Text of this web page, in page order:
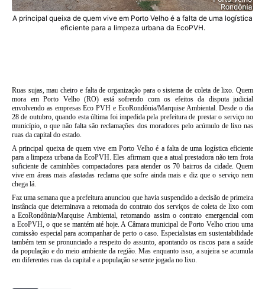
A principal queixa de quem vive em Porto Velho é a falta de uma logística
eficiente para a limpeza urbana da EcoPVH.
Ruas sujas, mau cheiro e falta de organização para o sistema de coleta de lixo. Quem
mora em Porto Velho (RO) está sofrendo com os efeitos da disputa judicial
envolvendo as empresas Eco PVH e EcoRondônia/Marquise Ambiental. Desde o dia
28 de outubro, quando esta última foi impedida pela prefeitura de prestar o serviço no
município, o que não falta são reclamações dos moradores pelo acúmulo de lixo nas
ruas da capital do estado.
A principal queixa de quem vive em Porto Velho é a falta de uma logística eficiente
para a limpeza urbana da EcoPVH.Eles afirmam que a atual prestadora não tem frota
suficiente de caminhões compactadores para atender os 70 bairros da cidade. Quem
vive em áreas mais afastadas reclama que sofre ainda mais e diz que o serviço nem
chega lá.
Faz uma semana que a prefeitura anunciou que havia suspendido a decisão de primeira
instância que determinava a retomada do contrato dos serviços de coleta de lixo com
a EcoRondônia/Marquise Ambiental, retomando assim o contrato emergencial com
a EcoPVH, o que se mantém até hoje.A Câmara municipal de Porto Velho criou uma
comissão especial para acompanhar de perto o caso. Especialistas em sustentabilidade
também tem se pronunciado a respeito do assunto, apontando os riscos para a saúde
da população e do meio ambiente da região. Mas enquanto isso, a sujeira se acumula
em diferentes ruas da capital e a população se sente jogada no lixo.